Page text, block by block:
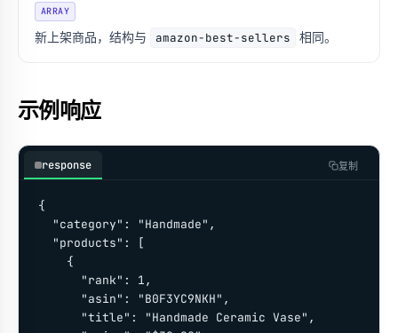
ARRAY
新上架商品，结构与 amazon-best-sellers 相同。
示例响应
response 复制
{
  "category": "Handmade",
  "products": [
    {
      "rank": 1,
      "asin": "B0F3YC9NKH",
      "title": "Handmade Ceramic Vase",